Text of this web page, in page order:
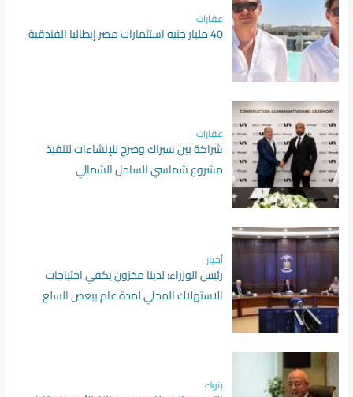
عقارات
40 مليار جنيه استثمارات مصر إيطاليا الفندقية
عقارات
شراكة بين سيراك وصرح للإنشاءات لتنفيذ
مشروع شماسي الساحل الشمالي
أخبار
رئيس الوزراء: لدينا مخزون يكفي احتياجات
الاستهلاك المحلي لمدة عام ببعض السلع
بنوك